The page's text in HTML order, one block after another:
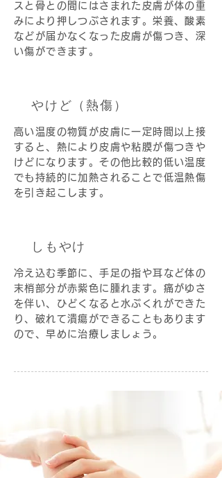
スと骨との間にはさまれた皮膚が体の重
みにより押しつぶされます。栄養、酸素
などが届かなくなった皮膚が傷つき、深
い傷ができます。
やけど（熱傷）
高い温度の物質が皮膚に一定時間以上接
すると、熱により皮膚や粘膜が傷つきや
けどになります。その他比較的低い温度
でも持続的に加熱されることで低温熱傷
を引き起こします。
しもやけ
冷え込む季節に、手足の指や耳など体の
末梢部分が赤紫色に腫れます。痛がゆさ
を伴い、ひどくなると水ぶくれができた
り、破れて潰瘍ができることもあります
ので、早めに治療しましょう。